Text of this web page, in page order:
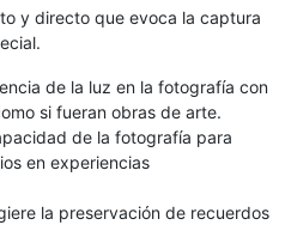
y directo que evoca la captura
de la luz en la fotografía con
si fueran obras de arte.
de la fotografía para
en experiencias
la preservación de recuerdos